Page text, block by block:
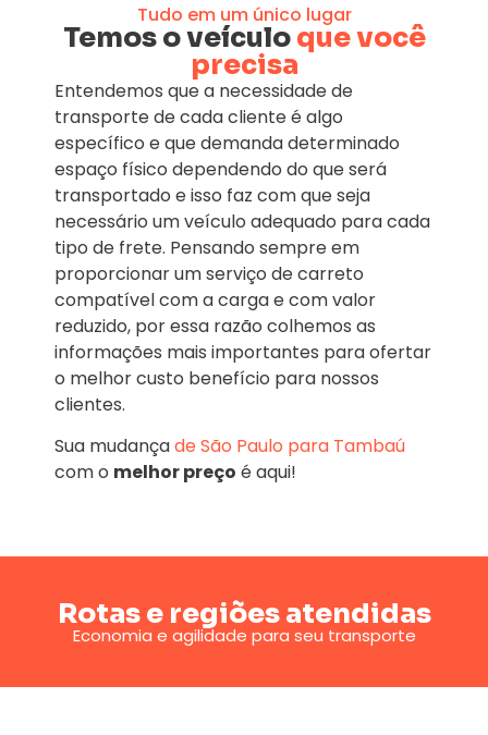
Tudo em um único lugar
Temos o veículoque você
precisa
Entendemos que a necessidade de
transporte de cada cliente é algo
específico e que demanda determinado
espaço físico dependendo do que será
transportado e isso faz com que seja
necessário um veículo adequado para cada
tipo de frete. Pensando sempre em
proporcionar um serviço de carreto
compatível com a carga e com valor
reduzido, por essa razão colhemos as
informações mais importantes para ofertar
o melhor custo benefício para nossos
clientes.
Sua mudançade São Paulo para Tambaú
com o melhor preço é aqui!
Rotas e regiões atendidas
Economia e agilidade para seu transporte